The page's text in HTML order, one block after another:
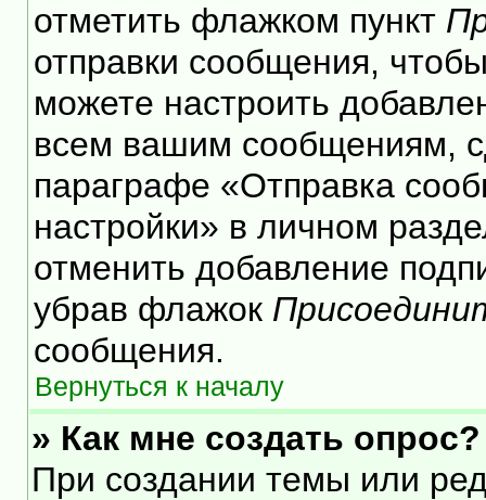
отметить флажком пункт
отправки сообщения,
можете настроить
всем вашим сообщениям,
параграфе «Отправка
настройки» в личном
отменить добавление
убрав флажок
сообщения.
Вернуться к началу
» Как мне создать опрос?
При создании темы или